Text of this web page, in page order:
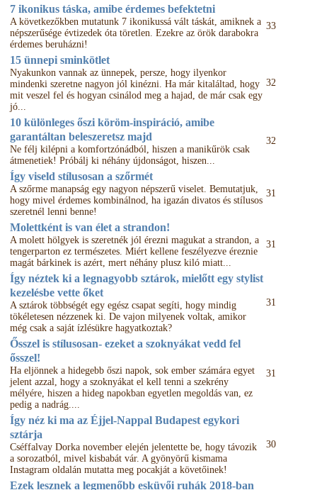
7 ikonikus táska, amibe érdemes befektetni
A következőkben mutatunk 7 ikonikussá vált táskát, amiknek a
népszerűsége évtizedek óta töretlen. Ezekre az örök darabokra
érdemes beruházni!
33
15 ünnepi sminkötlet
Nyakunkon vannak az ünnepek, persze, hogy ilyenkor
mindenki szeretne nagyon jól kinézni. Ha már kitaláltad, hogy
mit veszel fel és hogyan csinálod meg a hajad, de már csak egy
jó...
32
10 különleges őszi köröm-inspiráció, amibe
garantáltan beleszeretsz majd
Ne félj kilépni a komfortzónádból, hiszen a manikűrök csak
átmenetiek! Próbálj ki néhány újdonságot, hiszen...
32
Így viseld stílusosan a szőrmét
A szőrme manapság egy nagyon népszerű viselet. Bemutatjuk,
hogy mivel érdemes kombinálnod, ha igazán divatos és stílusos
szeretnél lenni benne!
31
Molettként is van élet a strandon!
A molett hölgyek is szeretnék jól érezni magukat a strandon, a
tengerparton ez természetes. Miért kellene feszélyezve éreznie
magát bárkinek is azért, mert néhány plusz kiló miatt...
31
Így néztek ki a legnagyobb sztárok, mielőtt egy stylist
kezelésbe vette őket
A sztárok többségét egy egész csapat segíti, hogy mindig
tökéletesen nézzenek ki. De vajon milyenek voltak, amikor
még csak a saját ízlésükre hagyatkoztak?
31
Ősszel is stílusosan- ezeket a szoknyákat vedd fel
ősszel!
Ha eljönnek a hidegebb őszi napok, sok ember számára egyet
jelent azzal, hogy a szoknyákat el kell tenni a szekrény
mélyére, hiszen a hideg napokban egyetlen megoldás van, ez
pedig a nadrág....
31
Így néz ki ma az Éjjel-Nappal Budapest egykori
sztárja
Cséffalvay Dorka november elején jelentette be, hogy távozik
a sorozatból, mivel kisbabát vár. A gyönyörű kismama
Instagram oldalán mutatta meg pocakját a követőinek!
30
Ezek lesznek a legmenőbb esküvői ruhák 2018-ban